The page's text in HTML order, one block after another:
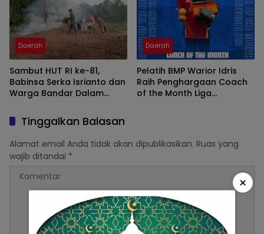
Daerah
Sambut HUT RI ke-81,
Babinsa Serka Isrianto dan
Warga Bandar Dalam
Massal
Daerah
Pelatih BMP Warior Idris
Raih Penghargaan Coach
of the Month Liga
Tinggalkan Balasan
Alamat email Anda tidak akan dipublikasikan. Ruas yang
wajib ditandai *
×